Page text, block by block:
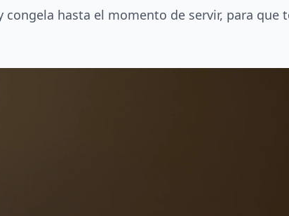
hasta el momento de servir, para que